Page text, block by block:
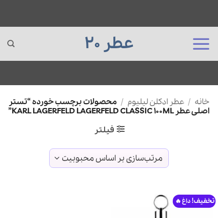
content
عطر 20
خانه / عطر ادکلن لیلیوم / محصولات برچسب خورده “تستر
اصلی عطر KARL LAGERFELD LAGERFELD CLASSIC 100ML”
فیلتر
تخفیف!